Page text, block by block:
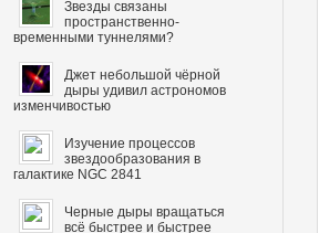
Звезды связаны
пространственно-
временными туннелями?
Джет небольшой чёрной
дыры удивил астрономов
изменчивостью
Изучение процессов
звездообразования в
галактике NGC 2841
Черные дыры вращаться
всё быстрее и быстрее